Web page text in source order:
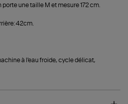
une taille M et mesure 172 cm.
42cm.
à l'eau froide, cycle délicat,